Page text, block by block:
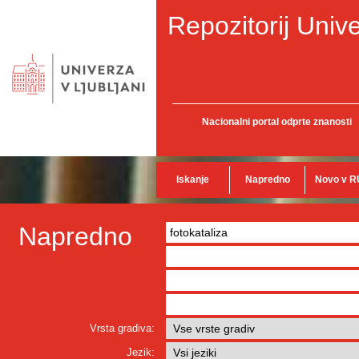
Repozitorij
Nacionalni portal odprte znanosti
Iskanje Napredno Novo v
Napredno
Vrsta gradiva:
Jezik: